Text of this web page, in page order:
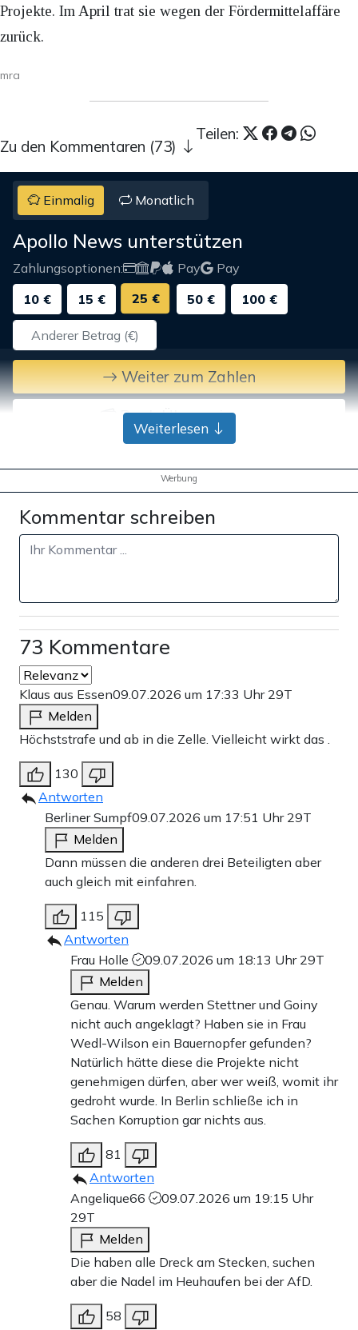
Projekte. Im April trat sie wegen der Fördermittelaffäre
zurück.
mra
Teilen:
Zu den Kommentaren (73)
Einmalig Monatlich
Apollo News unterstützen
Zahlungsoptionen: Pay
Pay
10 €
15 € 25 € 50 € 100 €
Weiter zum Zahlen
Bank-Überweisung
Weiterlesen
Werbung
Kommentar schreiben
73 Kommentare
Klaus aus Essen09.07.2026 um 17:33 Uhr 29T
Melden
Höchststrafe und ab in die Zelle. Vielleicht wirkt das .
130
Antworten
Berliner Sumpf09.07.2026 um 17:51 Uhr 29T
Melden
Dann müssen die anderen drei Beteiligten aber
auch gleich mit einfahren.
115
Antworten
Frau Holle
09.07.2026 um 18:13 Uhr 29T
Melden
Genau. Warum werden Stettner und Goiny
nicht auch angeklagt? Haben sie in Frau
Wedl-Wilson ein Bauernopfer gefunden?
Natürlich hätte diese die Projekte nicht
genehmigen dürfen, aber wer weiß, womit ihr
gedroht wurde. In Berlin schließe ich in
Sachen Korruption gar nichts aus.
81
Antworten
Angelique66
09.07.2026 um 19:15 Uhr
29T
Melden
Die haben alle Dreck am Stecken, suchen
aber die Nadel im Heuhaufen bei der AfD.
58